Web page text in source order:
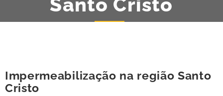
Impermeabilização na região Santo
Cristo